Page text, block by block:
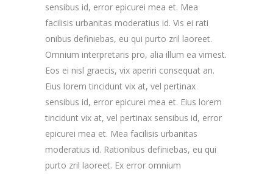
sensibus id, error epicurei mea et. Mea
facilisis urbanitas moderatius id. Vis ei rati
onibus definiebas, eu qui purto zril laoreet.
Omnium interpretaris pro, alia illum ea vimest.
Eos ei nisl graecis, vix aperiri consequat an.
Eius lorem tincidunt vix at, vel pertinax
sensibus id, error epicurei mea et. Eius lorem
tincidunt vix at, vel pertinax sensibus id, error
epicurei mea et. Mea facilisis urbanitas
moderatius id. Rationibus definiebas, eu qui
purto zril laoreet. Ex error omnium